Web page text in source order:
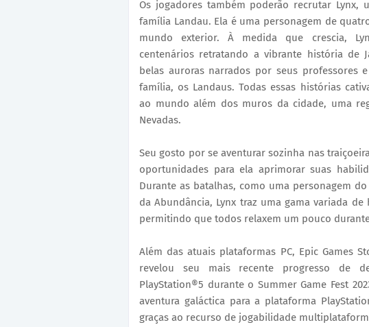
Os jogadores também poderão recrutar Lynx,
família Landau. Ela é uma personagem de
mundo exterior. À medida que crescia,
centenários retratando a vibrante história de
belas auroras narrados por seus professores
família, os Landaus. Todas essas histórias
ao mundo além dos muros da cidade, uma
Nevadas.
Seu gosto por se aventurar sozinha nas
oportunidades para ela aprimorar suas
Durante as batalhas, como uma personagem
da Abundância, Lynx traz uma gama variada
permitindo que todos relaxem um pouco
Além das atuais plataformas PC, Epic Games
revelou seu mais recente progresso de
PlayStation®5 durante o Summer Game Fest
aventura galáctica para a plataforma
graças ao recurso de jogabilidade